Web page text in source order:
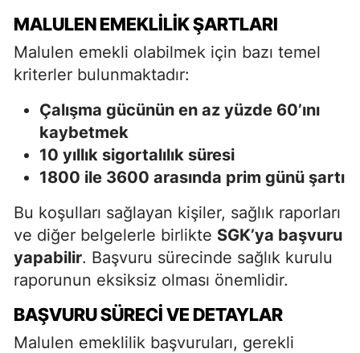
MALULEN EMEKLILIK ŞARTLARI
Malulen emekli olabilmek için bazı temel
kriterler bulunmaktadır:
Çalışma gücünün en az yüzde 60’ını
kaybetmek
10 yıllık sigortalılık süresi
1800 ile 3600 arasında prim günü şartı
Bu koşulları sağlayan kişiler, sağlık raporları
ve diğer belgelerle birlikte SGK’ya başvuru
yapabilir. Başvuru sürecinde sağlık kurulu
raporunun eksiksiz olması önemlidir.
BAŞVURU SÜRECI VE DETAYLAR
Malulen emeklilik başvuruları, gerekli